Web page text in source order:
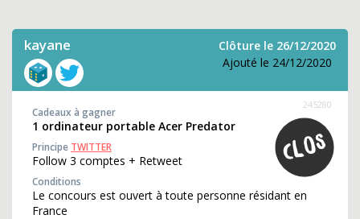
kayane
Clôture le 26/12/2020
Ajouté le 24/12/2020
245280
Cadeaux à gagner
1 ordinateur portable Acer Predator
Principe TWITTER
Follow 3 comptes + Retweet
Conditions
Le concours est ouvert à toute personne résidant en
France